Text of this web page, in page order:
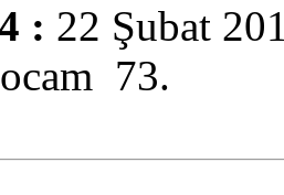
: 22 Şubat
73.